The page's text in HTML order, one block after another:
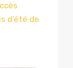
d’été de